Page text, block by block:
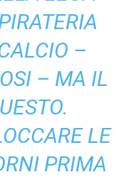
–
– MA IL
LE
PRIMA